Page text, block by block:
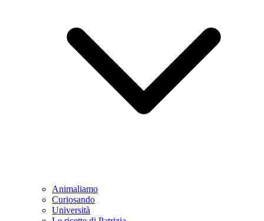
Animaliamo
Curiosando
Università